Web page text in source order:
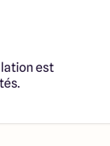
est